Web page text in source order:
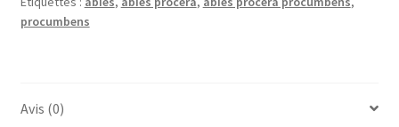
procumbens
Avis (0)